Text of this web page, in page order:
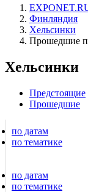
Финляндия
Хельсинки
Прошедшие
Хельсинки
Предстоящие
Прошедшие
по датам
по тематике
по датам
по тематике